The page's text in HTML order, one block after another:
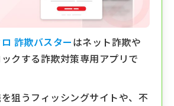
詐欺バスターはネット詐欺や
クする詐欺対策専用アプリで
狙うフィッシングサイトや、不